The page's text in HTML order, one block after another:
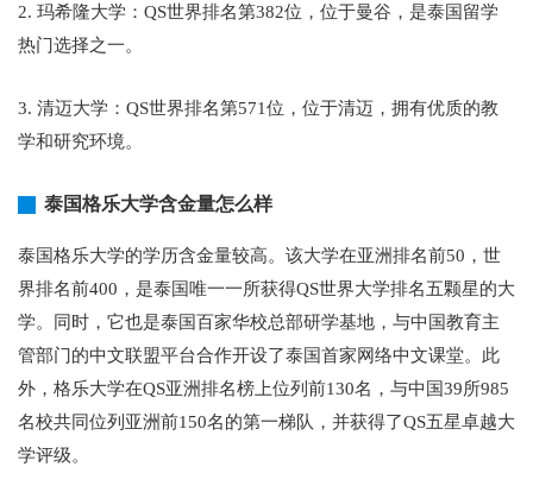
2. 玛希隆大学：QS世界排名第382位，位于曼谷，是泰国留学
热门选择之一。
3. 清迈大学：QS世界排名第571位，位于清迈，拥有优质的教
学和研究环境。
泰国格乐大学含金量怎么样
泰国格乐大学的学历含金量较高。该大学在亚洲排名前50，世
界排名前400，是泰国唯一一所获得QS世界大学排名五颗星的大
学。同时，它也是泰国百家华校总部研学基地，与中国教育主
管部门的中文联盟平台合作开设了泰国首家网络中文课堂。此
外，格乐大学在QS亚洲排名榜上位列前130名，与中国39所985
名校共同位列亚洲前150名的第一梯队，并获得了QS五星卓越大
学评级。